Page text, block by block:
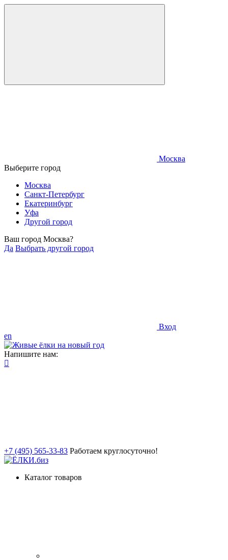
Москва
Выберите город
Москва
Санкт-Петербург
Екатеринбург
Уфа
Другой город
Ваш город Москва?
Да Выбрать другой город
Вход
en
Напишите нам:
+7 (495) 565-33-83 Работаем круглосуточно!
Каталог товаров